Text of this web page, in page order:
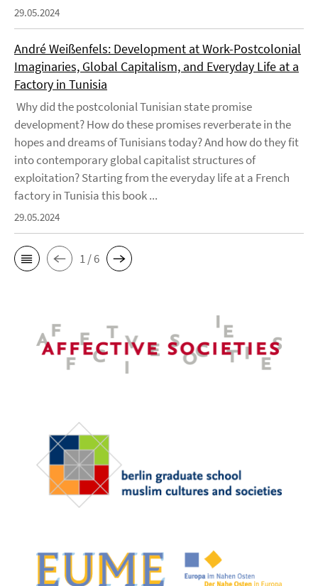
29.05.2024
André Weißenfels: Development at Work-Postcolonial
Imaginaries, Global Capitalism, and Everyday Life at a
Factory in Tunisia
Why did the postcolonial Tunisian state promise
development? How do these promises reverberate in the
hopes and dreams of Tunisians today? And how do they fit
into contemporary global capitalist structures of
exploitation? Starting from the everyday life at a French
factory in Tunisia this book ...
29.05.2024
1 / 6